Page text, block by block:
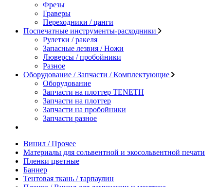
Фрезы
Граверы
Переходники / цанги
Поспечатные инструменты-расходники
Рулетки / ракеля
Запасные лезвия / Ножи
Люверсы / пробойники
Разное
Оборудование / Запчасти / Комплектующие
Оборудование
Запчасти на плоттер TENETH
Запчасти на плоттер
Запчасти на пробойники
Запчасти разное
Винил / Прочее
Материалы для сольвентной и экосольвентной печати
Пленки цветные
Баннер
Тентовая ткань / тарпаулин